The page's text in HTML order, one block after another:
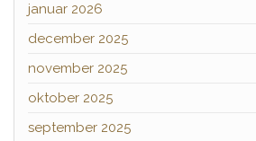
januar 2026
december 2025
november 2025
oktober 2025
september 2025